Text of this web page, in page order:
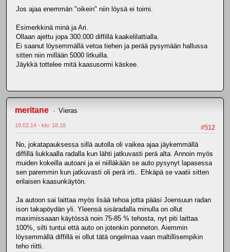
Jos ajaa enemmän "oikein" niin löysä ei toimi.
Esimerkkinä minä ja Ari.
Ollaan ajettu jopa 300.000 diffillä kaakelilattialla.
Ei saanut löysemmällä vetoa tiehen ja perää pysymään hallussa
sitten niin millään 5000 litkuilla.
Jäykkä tottelee mitä kaasusormi käskee.
meritane Vieras
#512
19.02.14 - klo: 18.18
No, jokatapauksessa sillä autolla oli vaikea ajaa jäykemmällä
diffillä liukkaalla radalla kun lähti jatkuvasti perä alta. Annoin myös
muiden kokeilla autoani ja ei niilläkään se auto pysynyt lapasessa
sen paremmin kun jatkuvasti oli perä irti.. Ehkäpä se vaatii sitten
erilaisen kaasunkäytön.
Ja autoon sai laittaa myös lisää tehoa jotta pääsi Joensuun radan
ison takapöydän yli. Yleensä sisäradalla minulla on ollut
maximissaaan käytössä noin 75-85 % tehosta, nyt piti laittaa
100%, silti tuntui että auto on jotenkin ponneton. Aiemmin
löysemmällä diffillä ei ollut tätä ongelmaa vaan maltillisempikin
teho riitti.